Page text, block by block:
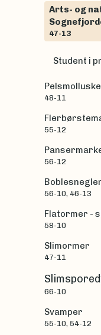
Arts- og
47-13
Student i
48-11
55-12
56-12
56-10, 46-13
Flatormer -
58-10
Slimormer
47-11
66-10
Svamper
55-10, 54-12